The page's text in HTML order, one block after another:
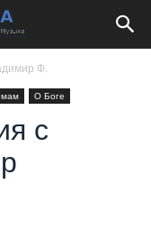
Ф.
О Боге
с